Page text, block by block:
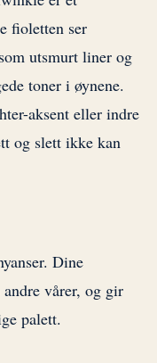
fioletten ser
utsmurt liner og
toner i øynene.
aksent eller indre
og slett ikke kan
Dine
vårer, og gir
palett.